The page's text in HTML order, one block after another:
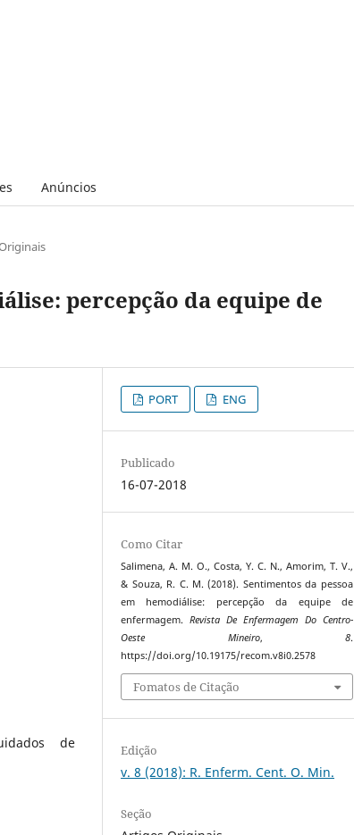
Anúncios
percepção da equipe de
de
PORT ENG
Publicado
16-07-2018
Como Citar
Salimena, A. M. O., Costa, Y. C. N., Amorim, T. V.,
& Souza, R. C. M. (2018). Sentimentos da pessoa
em hemodiálise: percepção da equipe de
enfermagem.Revista De Enfermagem Do Centro-
Oeste Mineiro, 8.
https://doi.org/10.19175/recom.v8i0.2578
Fomatos de Citação
Edição
v. 8 (2018): R. Enferm. Cent. O. Min.
Seção